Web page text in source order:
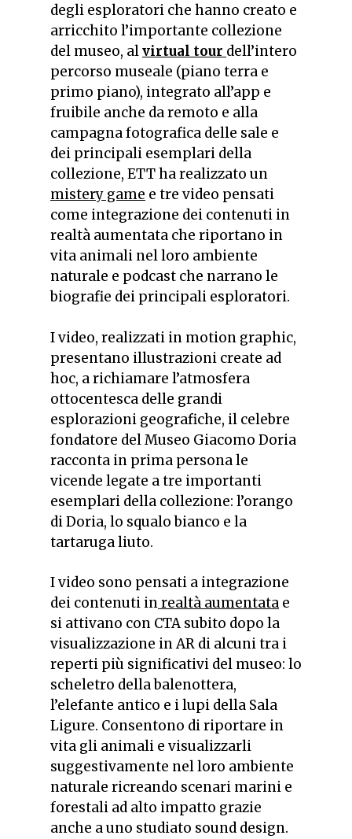
degli esploratori che hanno creato e
arricchito l’importante collezione
del museo, alvirtual tour dell’intero
percorso museale (piano terra e
primo piano), integrato all’app e
fruibile anche da remoto e alla
campagna fotografica delle sale e
dei principali esemplari della
collezione, ETT ha realizzato un
mistery game e tre video pensati
come integrazione dei contenuti in
realtà aumentata che riportano in
vita animali nel loro ambiente
naturale e podcast che narrano le
biografie dei principali esploratori.
I video, realizzati in motion graphic,
presentano illustrazioni create ad
hoc, a richiamare l’atmosfera
ottocentesca delle grandi
esplorazioni geografiche, il celebre
fondatore del Museo Giacomo Doria
racconta in prima persona le
vicende legate a tre importanti
esemplari della collezione: l’orango
di Doria, lo squalo bianco e la
tartaruga liuto.
I video sono pensati a integrazione
dei contenuti inrealtà aumentata e
si attivano con CTA subito dopo la
visualizzazione in AR di alcuni tra i
reperti più significativi del museo: lo
scheletro della balenottera,
l’elefante antico e i lupi della Sala
Ligure. Consentono di riportare in
vita gli animali e visualizzarli
suggestivamente nel loro ambiente
naturale ricreando scenari marini e
forestali ad alto impatto grazie
anche a uno studiato sound design.